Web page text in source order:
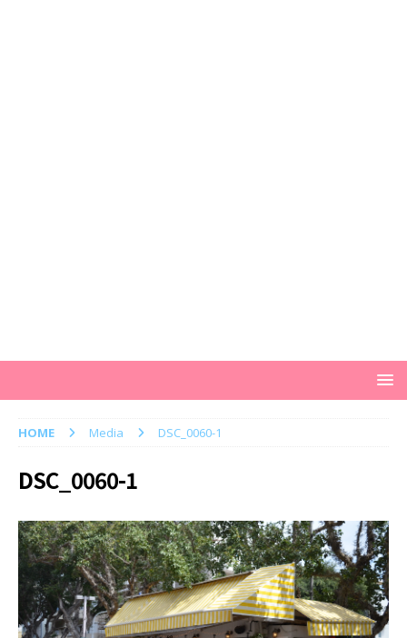
HOME Media DSC_0060-1
DSC_0060-1